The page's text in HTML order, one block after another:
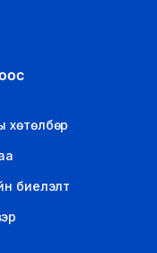
хөтөлбөр
биелэлт